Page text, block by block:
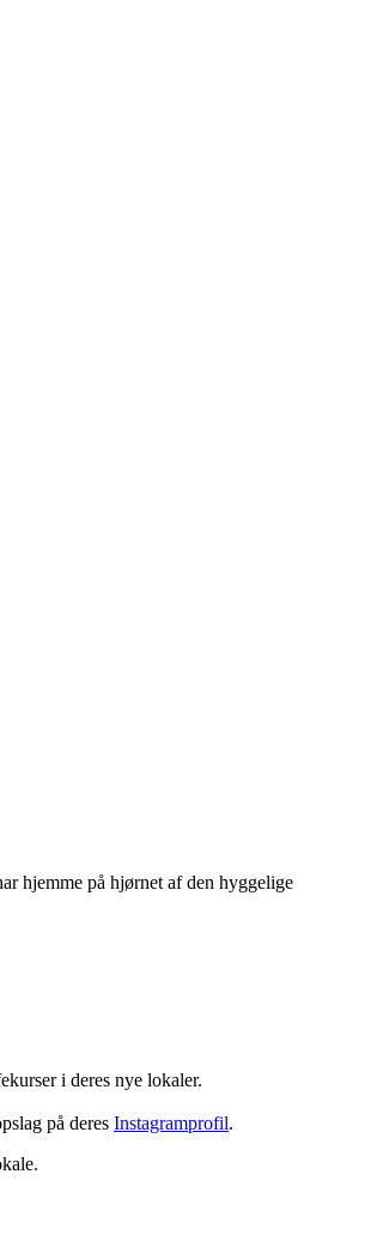
hjemme på hjørnet af den hyggelige
i deres nye lokaler.
på deres Instagramprofil.